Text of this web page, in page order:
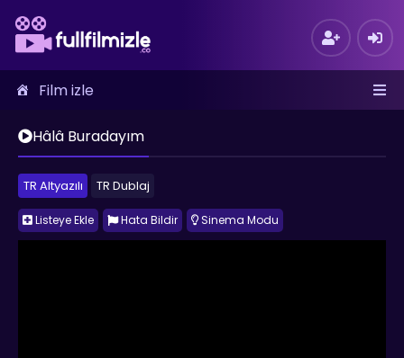
Film izle
Hâlâ Buradayım
TR Altyazılı TR Dublaj
Listeye Ekle Hata Bildir Sinema Modu